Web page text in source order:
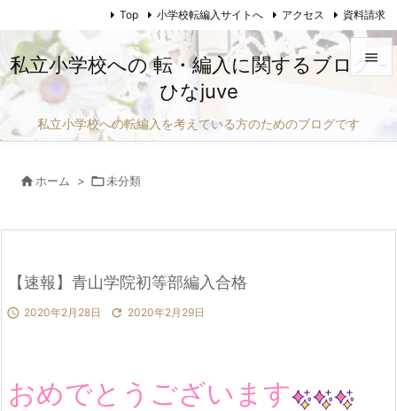
私立小学校への 転・編入に関するブログ -
ひなjuve
私立小学校への転編入を考えている方のためのブログです



Top 小学校転編入サイトへ アクセス 資料請求
 ホーム > 未分類
【速報】青山学院初等部編入合格
 2020年2月28日  2020年2月29日
おめでとうございます